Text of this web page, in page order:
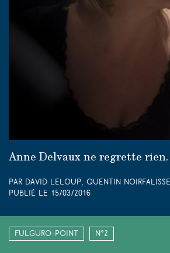
Anne Delvaux ne regrette rien.
Par David Leloup, Quentin Noirfalisse
Publié le 15/03/2016
Fulguro-Point N°2